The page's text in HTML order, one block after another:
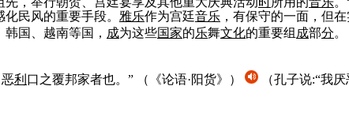
化民风的重要手段。 雅乐作为宫廷音乐 ，有保守的一面，但
国、越南等国， 成为这些国家的乐舞文化的重要组 成部分。
利 口之覆邦家者也。” （《论语·阳货》） （孔子说:“我